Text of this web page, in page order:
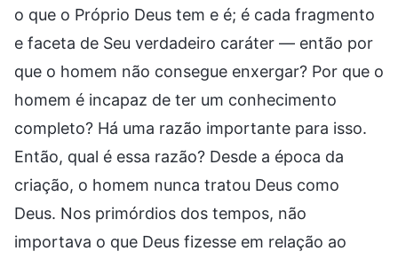
o que o Próprio Deus tem e é; é cada fragmento
e faceta de Seu verdadeiro caráter — então por
que o homem não consegue enxergar? Por que o
homem é incapaz de ter um conhecimento
completo? Há uma razão importante para isso.
Então, qual é essa razão? Desde a época da
criação, o homem nunca tratou Deus como
Deus. Nos primórdios dos tempos, não
importava o que Deus fizesse em relação ao